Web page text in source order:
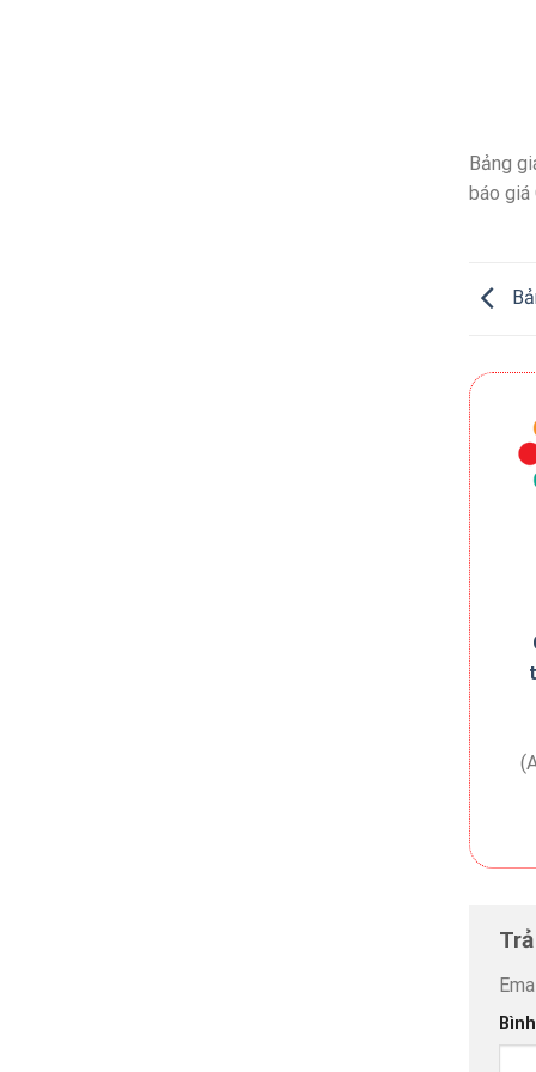
Bảng
báo giá